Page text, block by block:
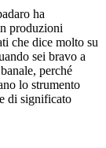
ha
produzioni
che dice molto su
sei bravo a
perché
lo strumento
di significato